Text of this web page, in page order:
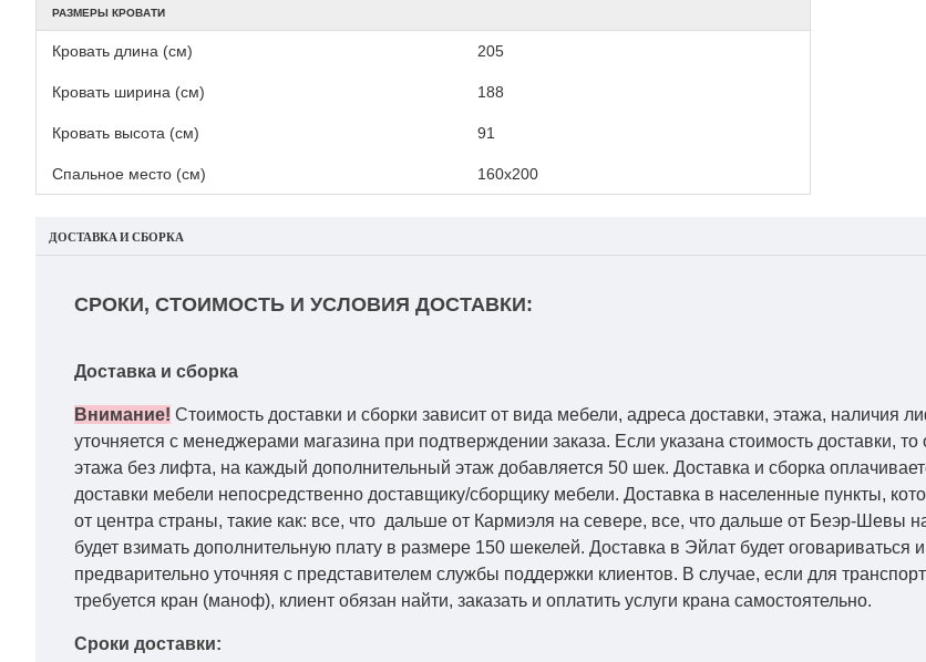
РАЗМЕРЫ КРОВАТИ
Кровать длина (см) 205
Кровать ширина (см) 188
Кровать высота (см) 91
Спальное место (см) 160х200
ДОСТАВКА И СБОРКА
СРОКИ, СТОИМОСТЬ И УСЛОВИЯ ДОСТАВКИ:
Доставка и сборка
Внимание! Стоимость доставки и сборки зависит от вида мебели, адреса доставки, этажа, наличия
уточняется с менеджерами магазина при подтверждении заказа. Если указана стоимость доставки, то
этажа без лифта, на каждый дополнительный этаж добавляется 50 шек. Доставка и сборка
доставки мебели непосредственно доставщику/сборщику мебели. Доставка в населенные пункты,
от центра страны, такие как: все, что дальше от Кармиэля на севере, все, что дальше от Беэр-Шевы
будет взимать дополнительную плату в размере 150 шекелей. Доставка в Эйлат будет оговариваться
предварительно уточняя с представителем службы поддержки клиентов. В случае, если для
требуется кран (маноф), клиент обязан найти, заказать и оплатить услуги крана самостоятельно.
Сроки доставки: